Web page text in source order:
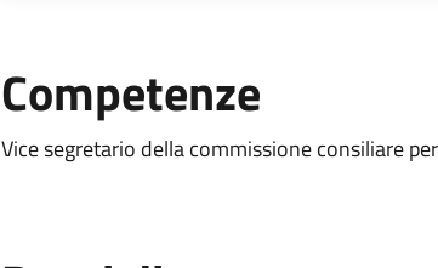
Competenze
Vice segretario della commissione consiliare